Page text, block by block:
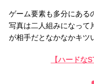
ゲーム要素も多分にある
写真は二人組みになって
が相手だとなかなかキツ
【ハードな